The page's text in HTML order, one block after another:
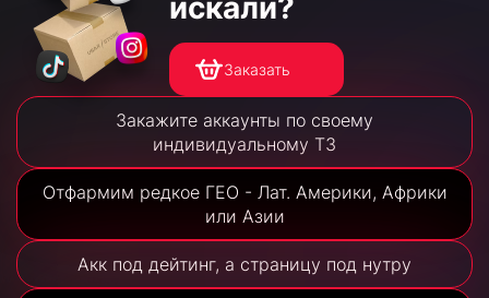
искали?
Заказать
Закажите аккаунты по своему
индивидуальному ТЗ
Отфармим редкое ГЕО - Лат. Америки, Африки
или Азии
Акк под дейтинг, а страницу под нутру